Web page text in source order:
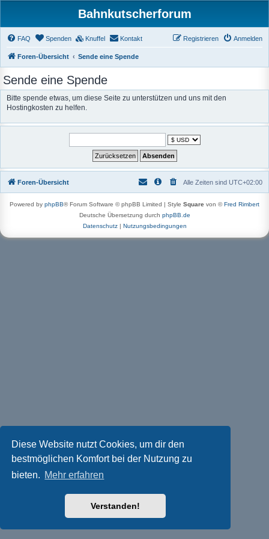
Diese Website nutzt Cookies, um dir den
bestmöglichen Komfort bei der Nutzung zu
bieten. Mehr erfahren
Verstanden!
Bahnkutscherforum
FAQ Spenden Knuffel Kontakt Anmelden
Registrieren
Foren-Übersicht Sende eine Spende
Sende eine Spende
Bitte spende etwas, um diese Seite zu unterstützen und uns mit den
Hostingkosten zu helfen.
Foren-Übersicht Alle Zeiten sind UTC+02:00
Powered by phpBB® Forum Software © phpBB Limited | Style Square von ©Fred Rimbert
Deutsche Übersetzung durch phpBB.de
Datenschutz| Nutzungsbedingungen